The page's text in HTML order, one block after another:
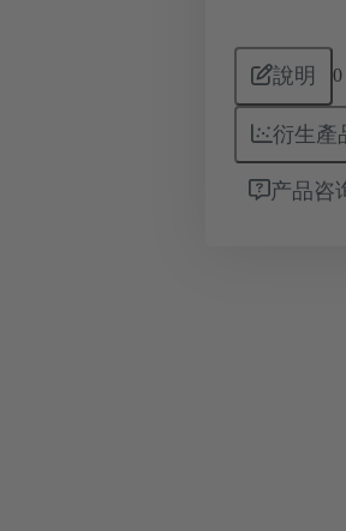
說明 0
衍生產
产品咨